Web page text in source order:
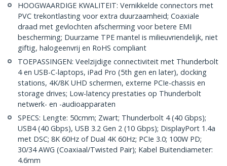
HOOGWAARDIGE KWALITEIT: Vernikkelde connectors met
PVC trekontlasting voor extra duurzaamheid; Coaxiale
draad met gevlochten afscherming voor betere EMI
bescherming; Duurzame TPE mantel is milieuvriendelijk, niet
giftig, halogeenvrij en RoHS compliant
TOEPASSINGEN: Veelzijdige connectiviteit met Thunderbolt
4 en USB-C-laptops, iPad Pro (5th gen en later), docking
stations, 4K/8K UHD schermen, externe PCIe-chassis en
storage drives; Low-latency prestaties op Thunderbolt
netwerk- en -audioapparaten
SPECS: Lengte: 50cmm; Zwart; Thunderbolt 4 (40 Gbps);
USB4 (40 Gbps), USB 3.2 Gen 2 (10 Gbps); DisplayPort 1.4a
met DSC; 8K 60Hz of Dual 4K 60Hz; PCIe 3.0; 100W PD;
30/34 AWG (Coaxiaal/Twisted Pair); Kabel Buitendiameter:
4.6mm